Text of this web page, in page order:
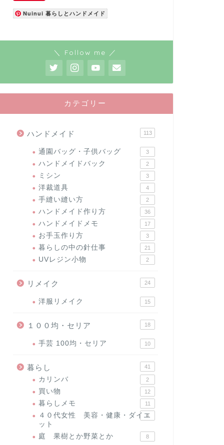
Nuinui 暮らしとハンドメイド
＼ Follow me ／
カテゴリー
ハンドメイド 113
通園バッグ・子供バッグ 3
ハンドメイドバック 2
ミシン 3
洋裁道具 4
手縫い縫い方 2
ハンドメイド作り方 36
ハンドメイドメモ 17
お手玉作り方 3
暮らしの中の針仕事 21
UVレジン小物 2
リメイク 24
洋服リメイク 15
１００均・セリア 18
手芸 100均・セリア 10
暮らし 41
カリンバ 2
買い物 12
暮らしメモ 11
４０代女性 美容・健康・ダイエ
ット
4
庭 果樹とか野菜とか 8